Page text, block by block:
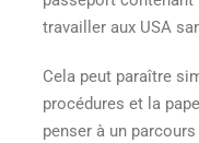
travailler aux USA
Cela peut paraître
procédures et la
penser à un